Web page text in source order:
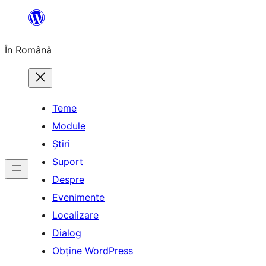
conținut
În Română
Teme
Module
Știri
Suport
Despre
Evenimente
Localizare
Dialog
Obține WordPress